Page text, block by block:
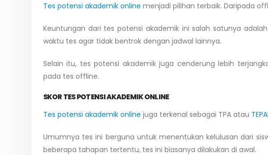
Tes potensi akademik online menjadi pilihan terbaik. Daripada
Keuntungan dari tes potensi akademik ini salah satunya
waktu tes agar tidak bentrok dengan jadwal lainnya.
Selain itu, tes potensi akademik juga cenderung lebih
pada tes offline.
SKOR TES POTENSI AKADEMIK ONLINE
Tes potensi akademik online juga terkenal sebagai TPA atau
Umumnya tes ini berguna untuk menentukan kelulusan dari
beberapa tahapan tertentu, tes ini biasanya dilakukan di awal.